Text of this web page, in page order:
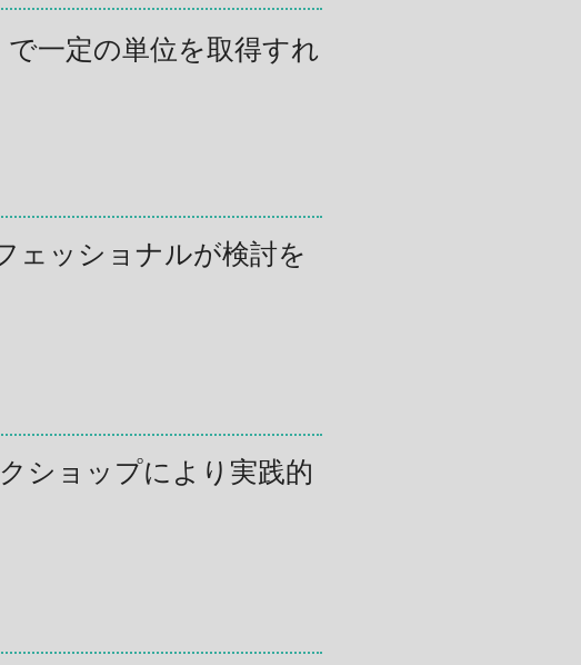
一定の単位を取得すれ
ェッショナルが検討を
ショップにより実践的